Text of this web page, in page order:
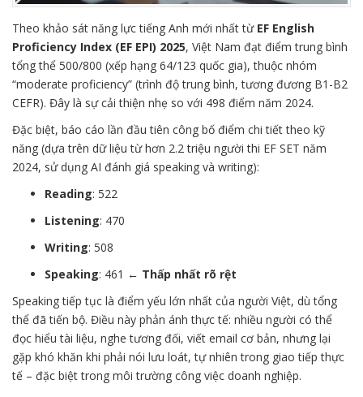
Theo khảo sát năng lực tiếng Anh mới nhất từ EF English
Proficiency Index (EF EPI) 2025, Việt Nam đạt điểm trung bình
tổng thể 500/800 (xếp hạng 64/123 quốc gia), thuộc nhóm
“moderate proficiency” (trình độ trung bình, tương đương B1-B2
CEFR). Đây là sự cải thiện nhẹ so với 498 điểm năm 2024.
Đặc biệt, báo cáo lần đầu tiên công bố điểm chi tiết theo kỹ
năng (dựa trên dữ liệu từ hơn 2.2 triệu người thi EF SET năm
2024, sử dụng AI đánh giá speaking và writing):
Reading: 522
Listening: 470
Writing: 508
Speaking: 461 ← Thấp nhất rõ rệt
Speaking tiếp tục là điểm yếu lớn nhất của người Việt, dù tổng
thể đã tiến bộ. Điều này phản ánh thực tế: nhiều người có thể
đọc hiểu tài liệu, nghe tương đối, viết email cơ bản, nhưng lại
gặp khó khăn khi phải nói lưu loát, tự nhiên trong giao tiếp thực
tế – đặc biệt trong môi trường công việc doanh nghiệp.